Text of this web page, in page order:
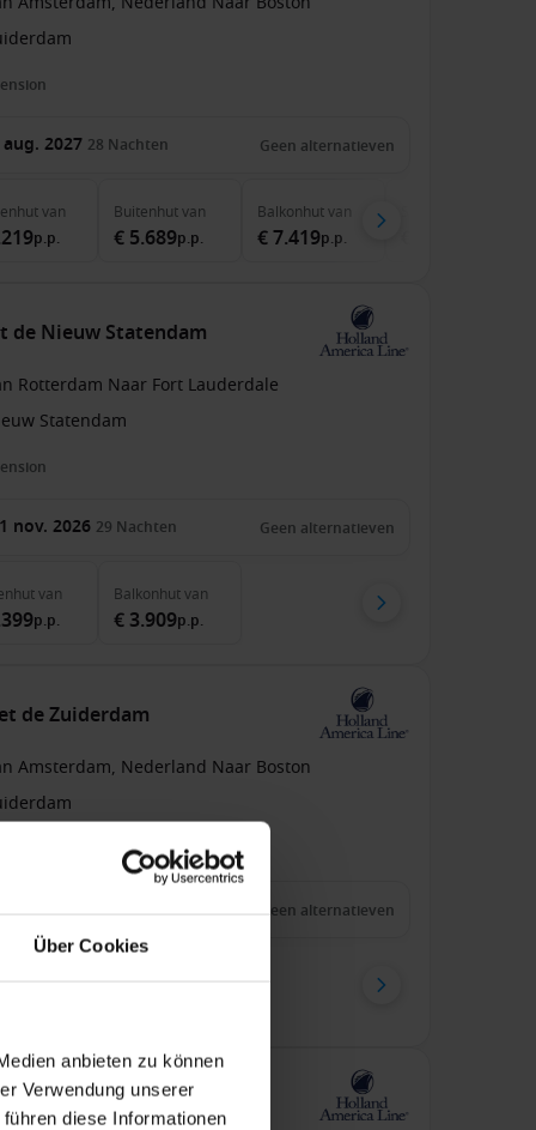
Über Cookies
anbieten zu können
Verwendung unserer
diese Informationen
2027 28 Nachten Geen alternatieven
van
p.p.
Buitenhutvan
€ 5.689p.p.
Balkonhutvan
€ 7.419p.p.
de Nieuw Statendam
Rotterdam Naar Fort Lauderdale
Statendam
nov. 2026 29 Nachten Geen alternatieven
van
p.p.
Balkonhutvan
€ 3.909p.p.
de Zuiderdam
Amsterdam, Nederland Naar Boston
aug. 2028 21Nachten Geen alternatieven
van
de Zuiderdam